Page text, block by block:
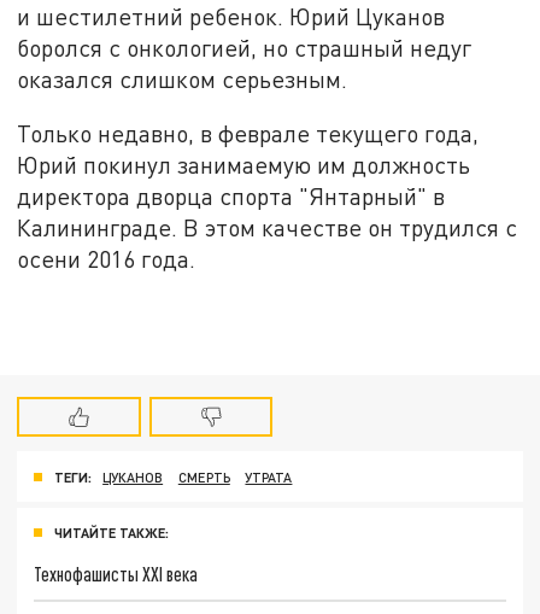
и шестилетний ребенок. Юрий Цуканов
боролся с онкологией, но страшный недуг
оказался слишком серьезным.
Только недавно, в феврале текущего года,
Юрий покинул занимаемую им должность
директора дворца спорта "Янтарный" в
Калининграде. В этом качестве он трудился с
осени 2016 года.
ТЕГИ: ЦУКАНОВ СМЕРТЬ УТРАТА
ЧИТАЙТЕ ТАКЖЕ:
Технофашисты XXI века